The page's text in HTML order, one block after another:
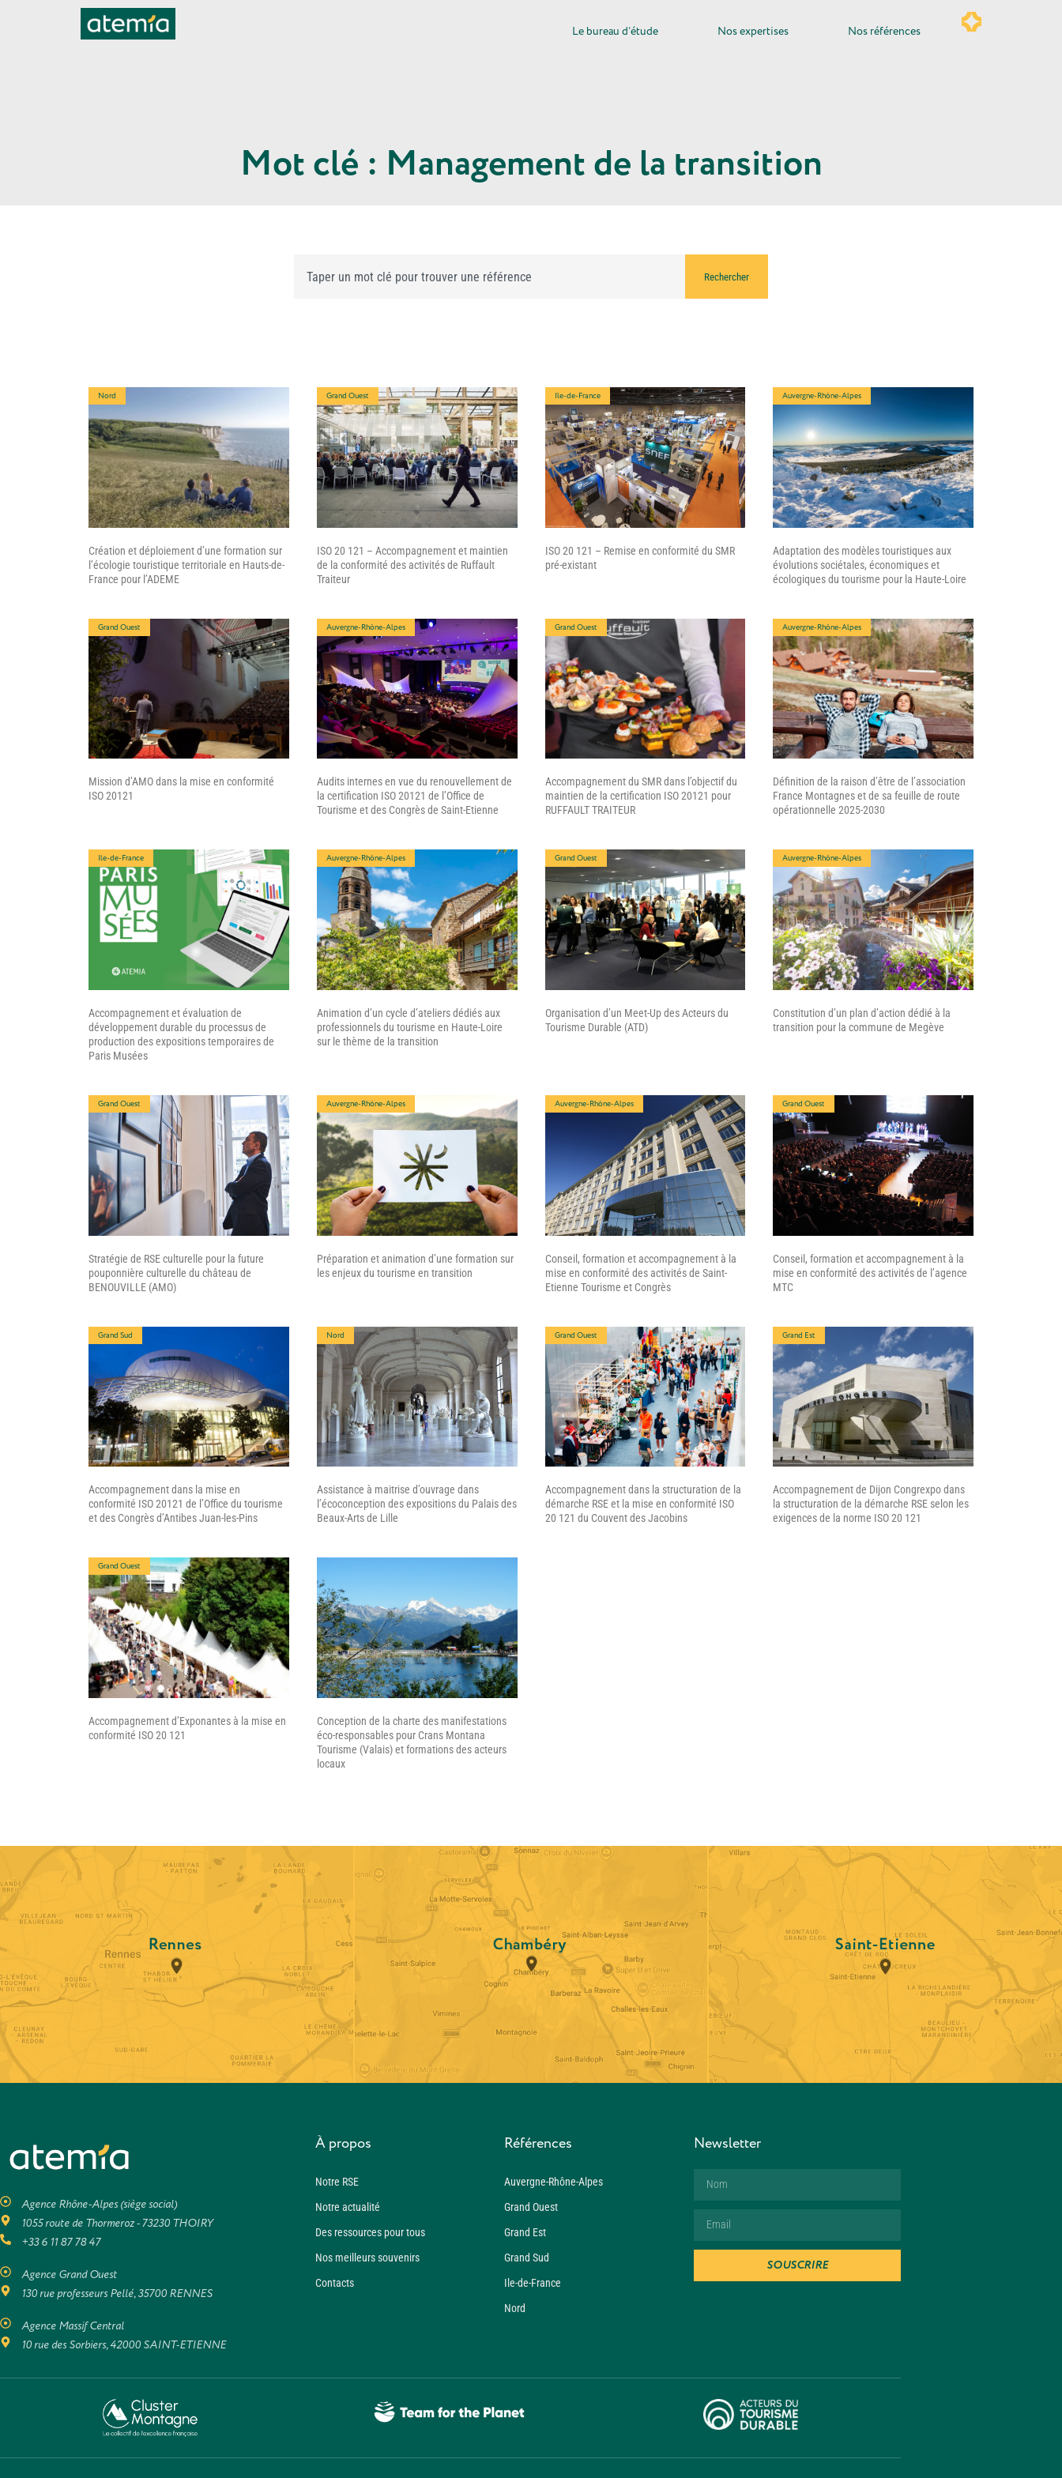
Le bureau d’étude Nos expertises Nos références
Mot clé : Management de la transition
Rechercher
Nord
Création et déploiement d’une formation sur
l’écologie touristique territoriale en Hauts-de-
France pour l’ADEME
Grand Ouest
ISO 20 121 – Accompagnement et maintien
de la conformité des activités de Ruffault
Traiteur
Ile-de-France
ISO 20 121 – Remise en conformité du SMR
pré-existant
Auvergne-Rhône-Alpes
Adaptation des modèles touristiques aux
évolutions sociétales, économiques et
écologiques du tourisme pour la Haute-Loire
Grand Ouest
Mission d’AMO dans la mise en conformité
ISO 20121
Auvergne-Rhône-Alpes
Audits internes en vue du renouvellement de
la certification ISO 20121 de l’Office de
Tourisme et des Congrès de Saint-Etienne
Grand Ouest
Accompagnement du SMR dans l’objectif du
maintien de la certification ISO 20121 pour
RUFFAULT TRAITEUR
Auvergne-Rhône-Alpes
Définition de la raison d’être de l’association
France Montagnes et de sa feuille de route
opérationnelle 2025-2030
Ile-de-France
Accompagnement et évaluation de
développement durable du processus de
production des expositions temporaires de
Paris Musées
Auvergne-Rhône-Alpes
Animation d’un cycle d’ateliers dédiés aux
professionnels du tourisme en Haute-Loire
sur le thème de la transition
Grand Ouest
Organisation d’un Meet-Up des Acteurs du
Tourisme Durable (ATD)
Auvergne-Rhône-Alpes
Constitution d’un plan d’action dédié à la
transition pour la commune de Megève
Grand Ouest
Stratégie de RSE culturelle pour la future
pouponnière culturelle du château de
BENOUVILLE (AMO)
Auvergne-Rhône-Alpes
Préparation et animation d’une formation sur
les enjeux du tourisme en transition
Auvergne-Rhône-Alpes
Conseil, formation et accompagnement à la
mise en conformité des activités de Saint-
Etienne Tourisme et Congrès
Grand Ouest
Conseil, formation et accompagnement à la
mise en conformité des activités de l’agence
MTC
Grand Sud
Accompagnement dans la mise en
conformité ISO 20121 de l’Office du tourisme
et des Congrès d’Antibes Juan-les-Pins
Nord
Assistance à maitrise d’ouvrage dans
l’écoconception des expositions du Palais des
Beaux-Arts de Lille
Grand Ouest
Accompagnement dans la structuration de la
démarche RSE et la mise en conformité ISO
20 121 du Couvent des Jacobins
Grand Est
Accompagnement de Dijon Congrexpo dans
la structuration de la démarche RSE selon les
exigences de la norme ISO 20 121
Grand Ouest
Accompagnement d’Exponantes à la mise en
conformité ISO 20 121
Conception de la charte des manifestations
éco-responsables pour Crans Montana
Tourisme (Valais) et formations des acteurs
locaux
Agence Rhône-Alpes (siège social)
1055 route de Thormeroz - 73230 THOIRY
+33 6 11 87 78 47
Agence Grand Ouest
130 rue professeurs Pellé, 35700 RENNES
Agence Massif Central
10 rue des Sorbiers, 42000 SAINT-ETIENNE
À propos
Notre RSE
Notre actualité
Des ressources pour tous
Nos meilleurs souvenirs
Contacts
Références
Auvergne-Rhône-Alpes
Grand Ouest
Grand Est
Grand Sud
Ile-de-France
Nord
Newsletter
SOUSCRIRE